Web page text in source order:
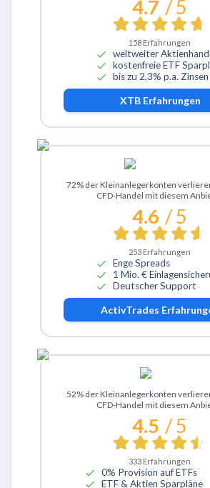
4.7 / 5
158 Erfahrungen
weltweiter
kostenfreie ETF
bis zu 2,3% p.a. Zinsen
XTBErfahrungen
Zu ActivTrades
72% der Kleinanlegerkonten
CFD-Handel mit diesem
4.6 / 5
253 Erfahrungen
Enge Spreads
1 Mio. €
Deutscher Support
ActivTrades
Zu eToro
52% der Kleinanlegerkonten
CFD-Handel mit diesem
4.5 / 5
333 Erfahrungen
0% Provision auf ETFs
ETF & Aktien Sparpläne